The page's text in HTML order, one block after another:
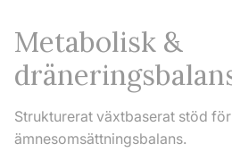
Metabolisk &
Strukturerat växtbaserat stöd
ämnesomsättningsbalans.